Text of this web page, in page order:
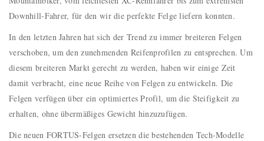
Downhill-Fahrer, für den wir die perfekte Felge liefern konnten.
In den letzten Jahren hat sich der Trend zu immer breiteren Felgen
verschoben, um den zunehmenden Reifenprofilen zu entsprechen. Um
diesem breiteren Markt gerecht zu werden, haben wir einige Zeit
damit verbracht, eine neue Reihe von Felgen zu entwickeln. Die
Felgen verfügen über ein optimiertes Profil, um die Steifigkeit zu
erhalten, ohne übermäßiges Gewicht hinzuzufügen.
Die neuen FORTUS-Felgen ersetzen die bestehenden Tech-Modelle